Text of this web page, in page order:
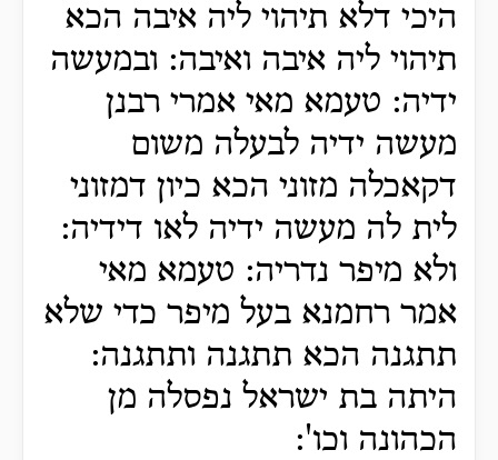
היכי דלא תיהוי ליה איבה הכא
תיהוי ליה איבה ואיבה: ובמעשה
ידיה: טעמא מאי אמרי רבנן
מעשה ידיה לבעלה משום
דקאכלה מזוני הכא כיון דמזוני
לית לה מעשה ידיה לאו דידיה:
ולא מיפר נדריה: טעמא מאי
אמר רחמנא בעל מיפר כדי שלא
תתגנה הכא תתגנה ותתגנה:
היתה בת ישראל נפסלה מן
הכהונה וכו':